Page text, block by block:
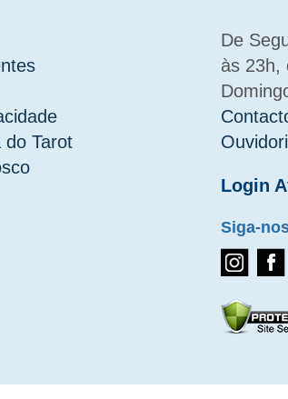
do Tarot
De
às 23h,
Login
Siga-